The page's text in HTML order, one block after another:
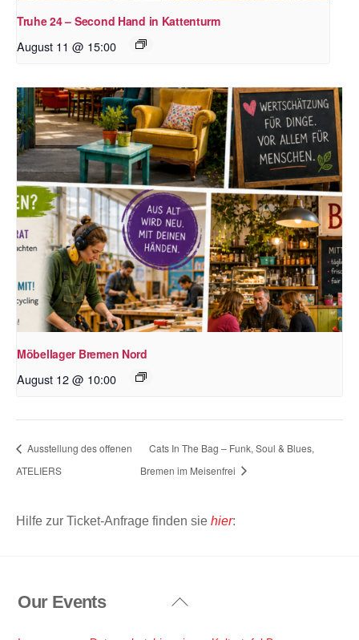
Truhe 24 – Second Hand in Kattenturm
August 11 @ 15:00
Möbellager Bremen Nord
August 12 @ 10:00
Ausstellung des offenen
ATELIERS
Cats In The Bag – Funk, Soul & Blues,
Bremen im Meisenfrei
Hilfe zur Ticket-Anfrage finden sie hier:
Back
Our Events